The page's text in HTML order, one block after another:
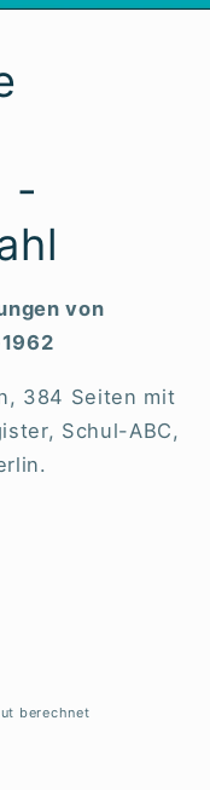
-
von
384 Seiten mit
Schul-ABC,
berechnet